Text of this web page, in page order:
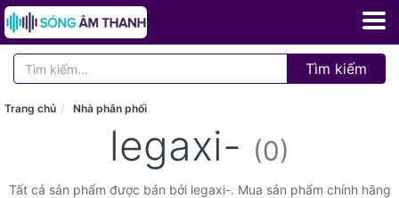
Tìm kiếm
Trang chủ Nhà phân phối
legaxi- (0)
Tất cả sản phẩm được bán bởi legaxi-. Mua sản phẩm chính hãng